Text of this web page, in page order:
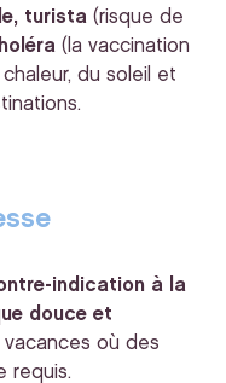
turista (risque de
(la vaccination
du soleil et
indication à la
douce et
où des
requis.